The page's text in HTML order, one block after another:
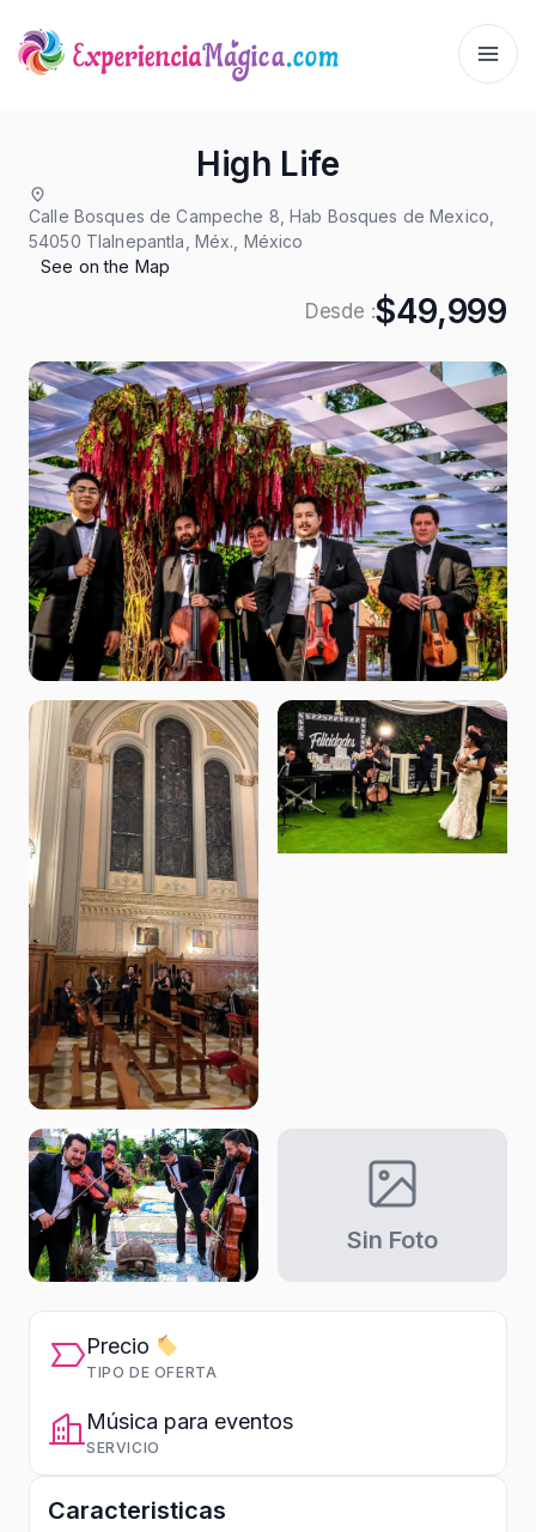
High Life
Calle Bosques de Campeche 8, Hab Bosques de Mexico,
54050 Tlalnepantla, Méx., México
See on the Map
$49,999
Sin Foto
Precio
TIPO DE OFERTA
Música para eventos
SERVICIO
Caracteristicas